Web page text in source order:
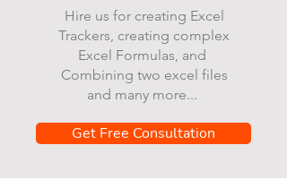
Hire us for creating Excel
Trackers, creating complex
Excel Formulas, and
Combining two excel files
and many more...
Get Free Consultation